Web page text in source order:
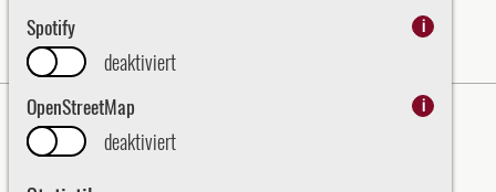
Spotify
i
deaktiviert
OpenStreetMap
i
deaktiviert
Impressum
Datenschutz